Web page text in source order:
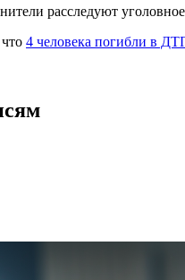
расследуют
4 человека погибли в